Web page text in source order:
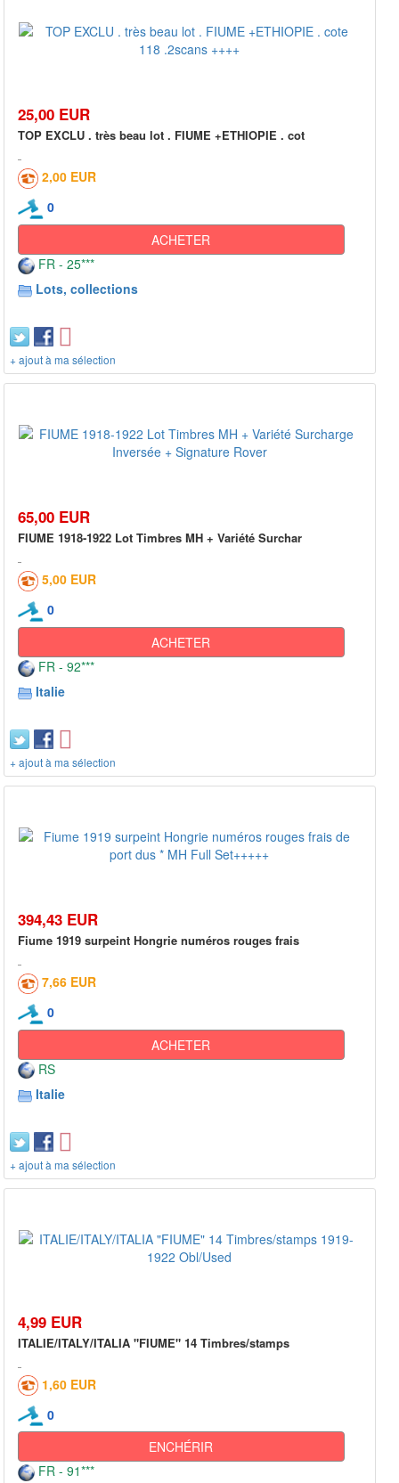
25,00 EUR
TOP EXCLU . très beau lot . FIUME +ETHIOPIE . cot
2,00 EUR
0
ACHETER
FR - 25***
Lots, collections
+ ajout à ma sélection
65,00 EUR
FIUME 1918-1922 Lot Timbres MH + Variété Surchar
5,00 EUR
0
ACHETER
FR - 92***
Italie
+ ajout à ma sélection
394,43 EUR
Fiume 1919 surpeint Hongrie numéros rouges frais
7,66 EUR
0
ACHETER
RS
Italie
+ ajout à ma sélection
4,99 EUR
ITALIE/ITALY/ITALIA "FIUME" 14 Timbres/stamps
1,60 EUR
0
ENCHÉRIR
FR - 91***